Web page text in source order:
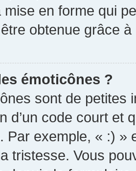
mise en forme qui
obtenue grâce à
émoticônes ?
sont de petites
d’un code court et
Par exemple, « :) »
tristesse. Vous